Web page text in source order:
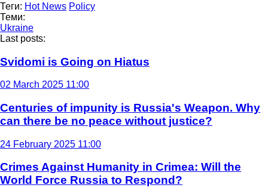
Теги: Hot News Policy
Теми:
Ukraine
Last posts:
Svidomi is Going on Hiatus
02 March 2025 11:00
Centuries of impunity is Russia's Weapon. Why
can there be no peace without justice?
24 February 2025 11:00
Crimes Against Humanity in Crimea: Will the
World Force Russia to Respond?